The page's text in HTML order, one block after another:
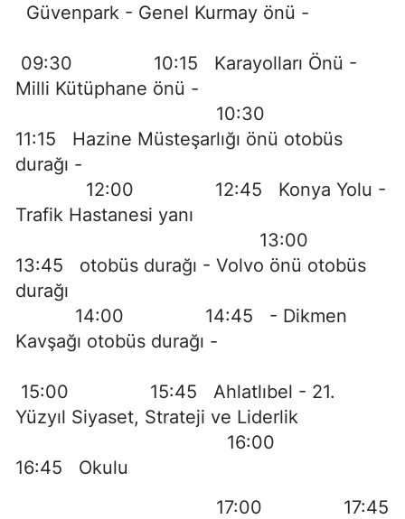
Güvenpark - Genel Kurmay önü -
09:30 10:15 Karayolları Önü -
Milli Kütüphane önü -
10:30
11:15 Hazine Müsteşarlığı önü otobüs
durağı -
12:00 12:45 Konya Yolu -
Trafik Hastanesi yanı
13:00
13:45 otobüs durağı - Volvo önü otobüs
durağı
14:00 14:45 - Dikmen
Kavşağı otobüs durağı -
15:00 15:45 Ahlatlıbel - 21.
Yüzyıl Siyaset, Strateji ve Liderlik
16:00
16:45 Okulu
17:00 17:45